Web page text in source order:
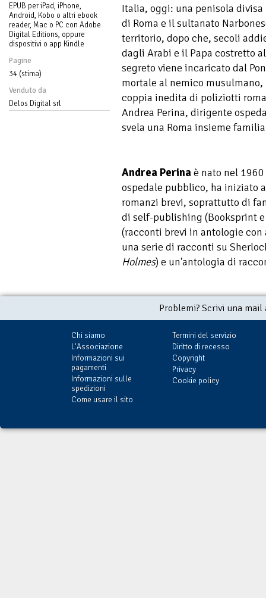
EPUB per iPad, iPhone,
Android, Kobo o altri ebook
reader, Mac o PC con Adobe
Digital Editions, oppure
dispositivi o app Kindle
Pagine
34 (stima)
Venduto da
Delos Digital srl
Italia, oggi: una penisola
di Roma e il sultanato
territorio, dopo che, secoli
dagli Arabi e il Papa costretto
segreto viene incaricato dal
mortale al nemico
coppia inedita di poliziotti
Andrea Perina, dirigente
svela una Roma insieme
Andrea Perinaè nato nel
ospedale pubblico, ha iniziato
romanzi brevi, soprattutto di
di self-publishing (Booksprint e
(racconti brevi in antologie
una serie di racconti su
Holmes) e un'antologia di
Problemi? Scrivi una
Chi siamo
L'Associazione
Informazioni sui
pagamenti
Informazioni sulle
spedizioni
Come usare il sito
Termini del servizio
Diritto di recesso
Copyright
Privacy
Cookie policy